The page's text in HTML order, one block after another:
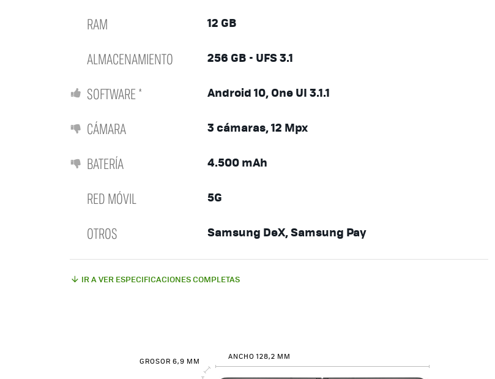
RAM 12 GB
ALMACENAMIENTO 256 GB - UFS 3.1
SOFTWARE * Android 10, One UI 3.1.1
CÁMARA 3 cámaras, 12 Mpx
BATERÍA 4.500 mAh
RED MÓVIL 5G
OTROS Samsung DeX, Samsung Pay
IR A VER ESPECIFICACIONES COMPLETAS
GROSOR 6,9 MM
ANCHO 128,2 MM